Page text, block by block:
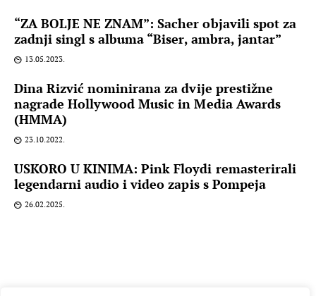
“ZA BOLJE NE ZNAM”: Sacher objavili spot za
zadnji singl s albuma “Biser, ambra, jantar”
13.05.2023.
Dina Rizvić nominirana za dvije prestižne
nagrade Hollywood Music in Media Awards
(HMMA)
23.10.2022.
USKORO U KINIMA: Pink Floydi remasterirali
legendarni audio i video zapis s Pompeja
26.02.2025.